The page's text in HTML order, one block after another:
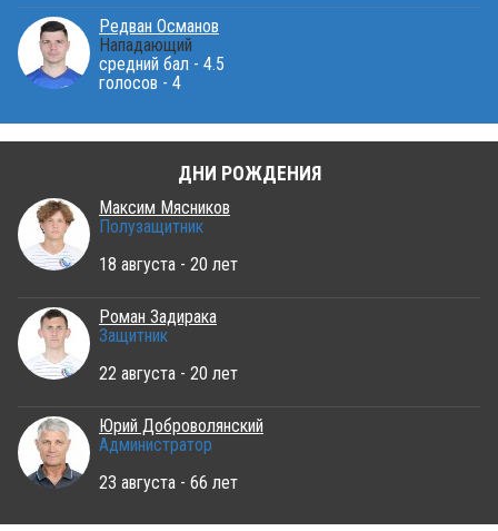
Редван Османов
Нападающий
средний бал - 4.5
голосов - 4
ДНИ РОЖДЕНИЯ
Максим Мясников
Полузащитник
18 августа - 20 лет
Роман Задирака
Защитник
22 августа - 20 лет
Юрий Доброволянский
Администратор
23 августа - 66 лет